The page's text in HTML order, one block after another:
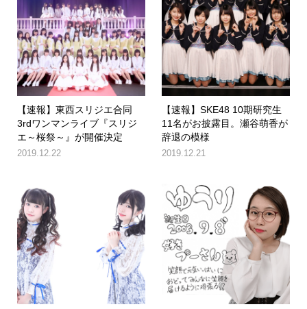
【速報】東西スリジエ合同
3rdワンマンライブ『スリジ
エ～桜祭～』が開催決定
2019.12.22
【速報】SKE48 10期研究生
11名がお披露目。瀬谷萌香が
辞退の模様
2019.12.21